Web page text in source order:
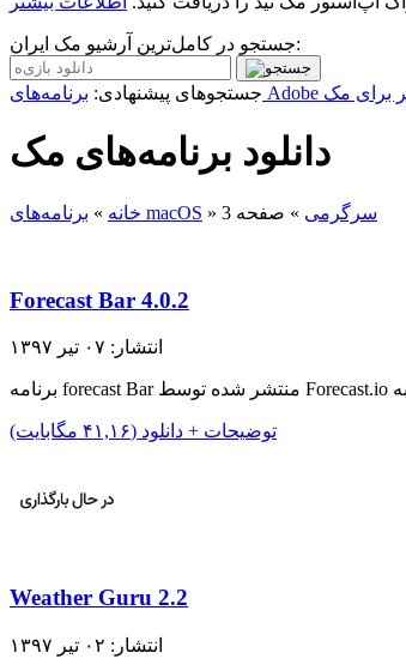
جستجو در کامل‌ترین آرشیو مک ایران:
جستجوهای پیشنهادی: برای مک
دانلود برنامه‌های مک
خانه » برنامه‌های macOS » سرگرمی » صفحه 3
Forecast Bar 4.0.2
انتشار: ۰۷ تیر ۱۳۹۷
توضیحات + دانلود (۴۱,۱۶ مگابایت)
Weather Guru 2.2
انتشار: ۰۲ تیر ۱۳۹۷